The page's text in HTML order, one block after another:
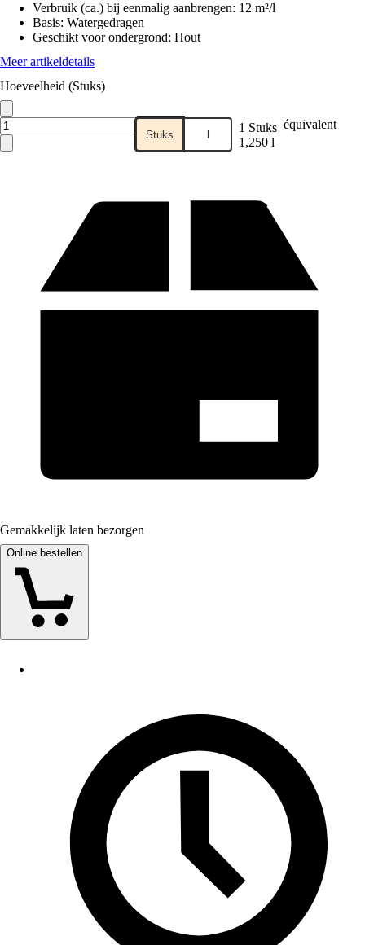
Verbruik (ca.) bij eenmalig aanbrengen: 12 m²/l
Basis: Watergedragen
Geschikt voor ondergrond: Hout
Meer artikeldetails
Hoeveelheid (Stuks)
Stuks l 1 Stuks équivalent
1,250 l
Gemakkelijk laten bezorgen
Online bestellen